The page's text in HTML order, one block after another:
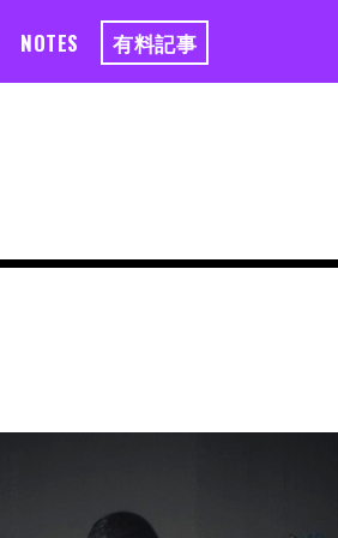
NOTES 有料記事